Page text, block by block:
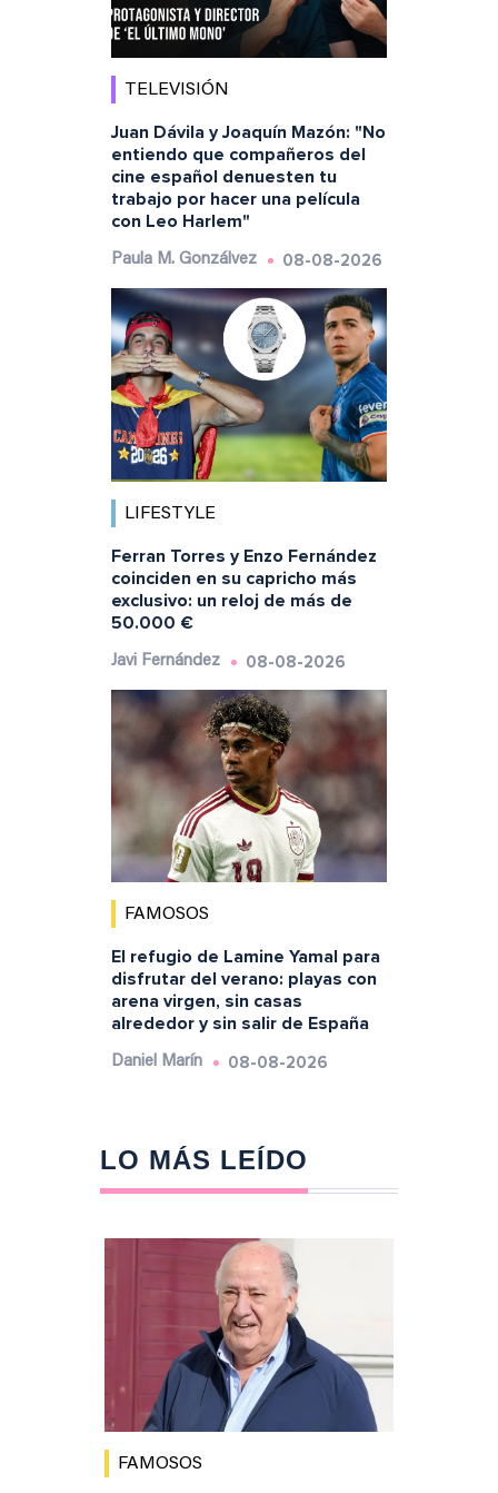
TELEVISIÓN
Juan Dávila y Joaquín Mazón: "No
entiendo que compañeros del
cine español denuesten tu
trabajo por hacer una película
con Leo Harlem"
Paula M. Gonzálvez 08-08-2026
LIFESTYLE
Ferran Torres y Enzo Fernández
coinciden en su capricho más
exclusivo: un reloj de más de
50.000 €
Javi Fernández 08-08-2026
FAMOSOS
El refugio de Lamine Yamal para
disfrutar del verano: playas con
arena virgen, sin casas
alrededor y sin salir de España
Daniel Marín 08-08-2026
LO MÁS LEÍDO
FAMOSOS